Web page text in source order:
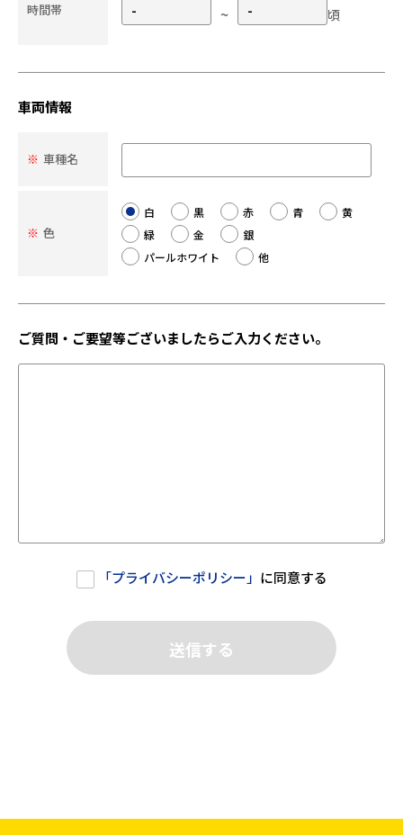
時間帯
~ 頃
車両情報
※ 車種名
※ 色
白 黒 赤 青
黄
緑
金
銀
パールホワイト
他
ご質問・ご要望等ございましたらご入力ください。
「プライバシーポリシー 」 に同意する